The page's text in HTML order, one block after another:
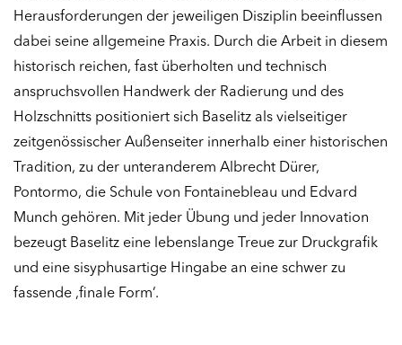
Herausforderungen der jeweiligen Disziplin beeinflussen
dabei seine allgemeine Praxis. Durch die Arbeit in diesem
historisch reichen, fast überholten und technisch
anspruchsvollen Handwerk der Radierung und des
Holzschnitts positioniert sich Baselitz als vielseitiger
zeitgenössischer Außenseiter innerhalb einer historischen
Tradition, zu der unteranderem Albrecht Dürer,
Pontormo, die Schule von Fontainebleau und Edvard
Munch gehören. Mit jeder Übung und jeder Innovation
bezeugt Baselitz eine lebenslange Treue zur Druckgrafik
und eine sisyphusartige Hingabe an eine schwer zu
fassende ‚finale Form‘.